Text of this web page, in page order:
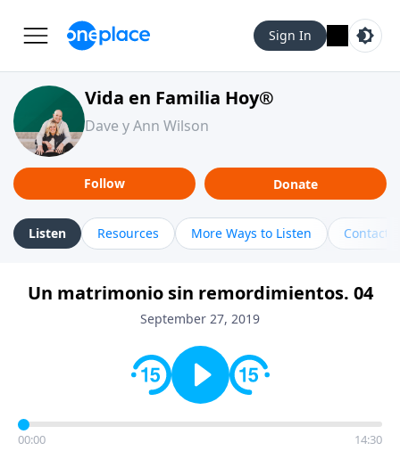
Sign In
Vida en Familia Hoy®
Dave y Ann Wilson
Follow Donate
Listen Resources More Ways to Listen Contact
Un matrimonio sin remordimientos. 04
September 27, 2019
00:00 14:30